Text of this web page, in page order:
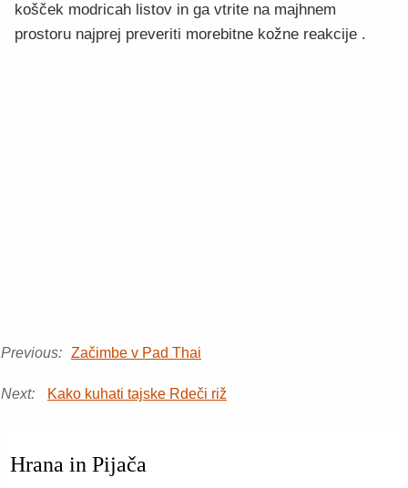
košček modricah listov in ga vtrite na majhnem
prostoru najprej preveriti morebitne kožne reakcije .
Previous: Začimbe v Pad Thai
Next: Kako kuhati tajske Rdeči riž
Hrana in Pijača